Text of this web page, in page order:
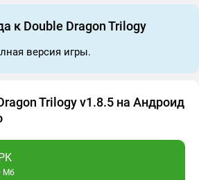
к Double Dragon Trilogy
версия игры.
Trilogy v1.8.5 на Андроид
Мб